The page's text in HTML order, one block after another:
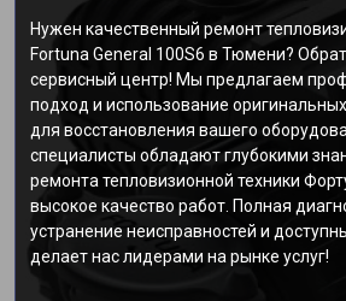
Нужен качественный ремонт
Fortuna General 100S6 в Тюмени?
сервисный центр! Мы предлагаем
подход и использование
для восстановления вашего
специалисты обладают глубокими
ремонта тепловизионной техники
высокое качество работ. Полная
устранение неисправностей и
делает нас лидерами на рынке услуг!